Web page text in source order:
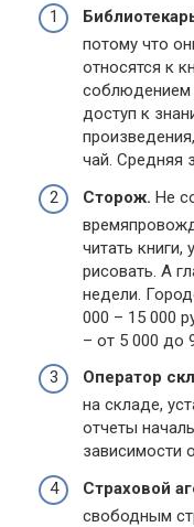
потому что
относятся к
соблюдением
доступ к
чай. Средняя
Сторож. Не
читать
рисовать. А
недели.
000 – 15 000
– от 5 000 до
Оператор
на складе,
отчеты
зависимости
Страховой
свободным